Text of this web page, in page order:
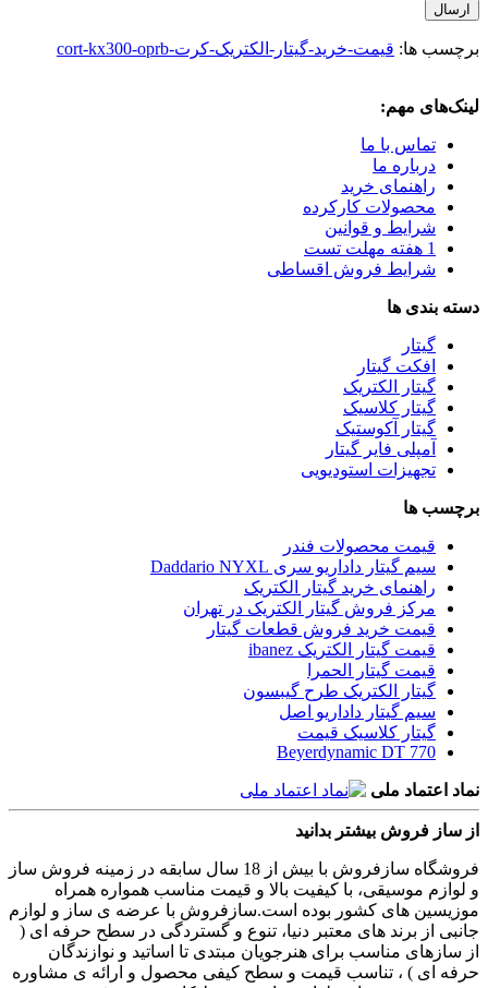
ارسال
برچسب ها: قیمت-خرید-گیتار-الکتریک-کرت-cort-kx300-oprb
لینک‌های مهم:
تماس با ما
درباره ما
راهنمای خرید
محصولات کارکرده
شرایط و قوانین
1 هفته مهلت تست
شرایط فروش اقساطی
دسته بندی ها
گیتار
افکت گیتار
گیتار الکتریک
گیتار کلاسیک
گیتار آکوستیک
آمپلی فایر گیتار
تجهیزات استودیویی
برچسب ها
قیمت محصولات فندر
سیم گیتار داداریو سری Daddario NYXL
راهنمای خرید گیتار الکتریک
مرکز فروش گیتار الکتریک در تهران
قیمت خرید فروش قطعات گیتار
قیمت گیتار الکتریک ibanez
قیمت گیتار الحمرا
گیتار الکتریک طرح گیبسون
سیم گیتار داداریو اصل
گیتار کلاسیک قیمت
Beyerdynamic DT 770
نماد اعتماد ملی
از ساز فروش بیشتر بدانید
فروشگاه سازفروش با بیش از 18 سال سابقه در زمینه فروش ساز
و لوازم موسیقی، با کیفیت بالا و قیمت مناسب همواره همراه
موزیسین های کشور بوده است.سازفروش با عرضه ی ساز و لوازم
جانبی از برند های معتبر دنیا، تنوع و گستردگی در سطح حرفه ای (
از سازهای مناسب برای هنرجویان مبتدی تا اساتید و نوازندگان
حرفه ای ) ، تناسب قیمت و سطح کیفی محصول و ارائه ی مشاوره